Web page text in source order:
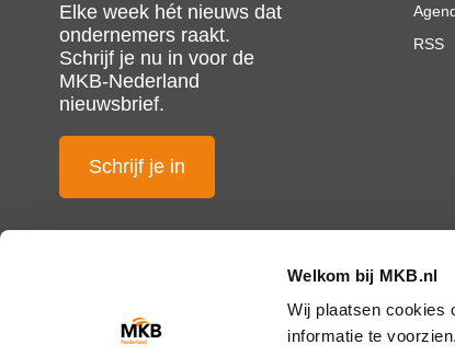
Welkom bij MKB.nl
Wij plaatsen cookies
informatie te
Elke week hét nieuws dat
ondernemers raakt.
Schrijf je nu in voor de
MKB-Nederland
nieuwsbrief.
Schrijf je in
RSS